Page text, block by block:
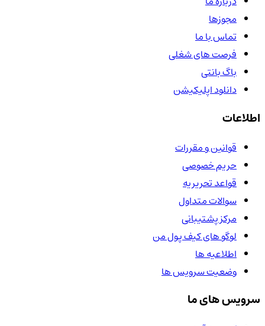
مجوزها
تماس با ما
فرصت های شغلی
باگ بانتی
دانلود اپلیکیشن
اطلاعات
قوانین و مقررات
حریم خصوصی
قواعد تحریریه
سوالات متداول
مرکز پشتیبانی
لوگو های کیف پول من
اطلاعیه ها
وضعیت سرویس ها
سرویس های ما